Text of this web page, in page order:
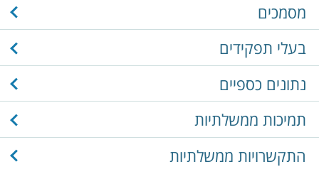
מסמכים
בעלי תפקידים
נתונים כספיים
תמיכות ממשלתיות
התקשרויות ממשלתיות